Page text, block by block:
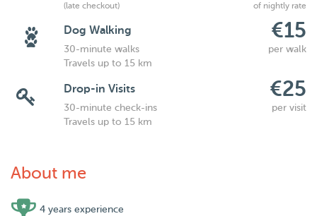
(late checkout)
of nightly rate
Dog Walking €15
30-minute walks
per walk
Travels up to 15 km
Drop-in Visits €25
30-minute check-ins
per visit
Travels up to 15 km
About me
4 years experience